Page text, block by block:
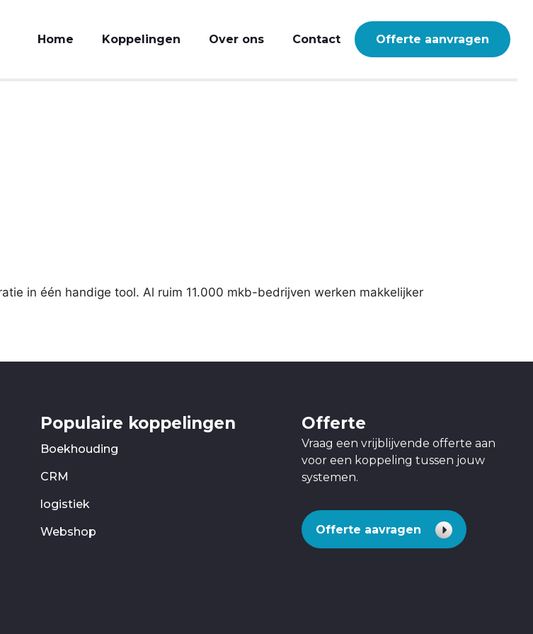
Home Koppelingen Over ons Contact Offerte aanvragen
in één handige tool. Al ruim 11.000 mkb-bedrijven werken makkelijker
Populaire koppelingen
Boekhouding
CRM
logistiek
Webshop
Offerte
Vraag een vrijblijvende offerte aan
voor een koppeling tussen jouw
systemen.
Offerte aavragen